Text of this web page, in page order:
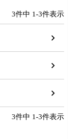
3件中 1-3件表示
3件中 1-3件表示